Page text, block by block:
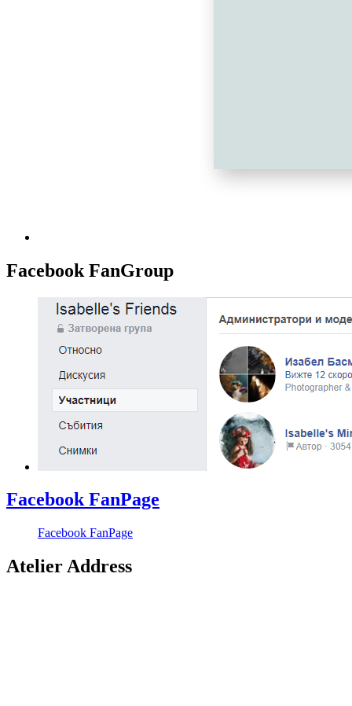
Facebook FanGroup
Facebook FanPage
Facebook FanPage
Atelier Address